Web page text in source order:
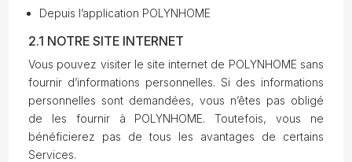
Depuis l’application POLYNHOME
2.1 NOTRE SITE INTERNET
Vous pouvez visiter le site internet de POLYNHOME sans
fournir d’informations personnelles. Si des informations
personnelles sont demandées, vous n’êtes pas obligé
de les fournir à POLYNHOME. Toutefois, vous ne
bénéficierez pas de tous les avantages de certains
Services.